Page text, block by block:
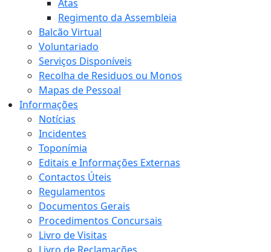
Atas
Regimento da Assembleia
Balcão Virtual
Voluntariado
Serviços Disponíveis
Recolha de Residuos ou Monos
Mapas de Pessoal
Informações
Notícias
Incidentes
Toponímia
Editais e Informações Externas
Contactos Úteis
Regulamentos
Documentos Gerais
Procedimentos Concursais
Livro de Visitas